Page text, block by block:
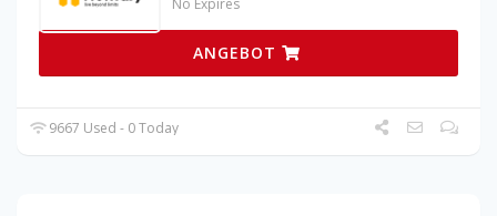
No Expires
ANGEBOT
9667 Used - 0 Today